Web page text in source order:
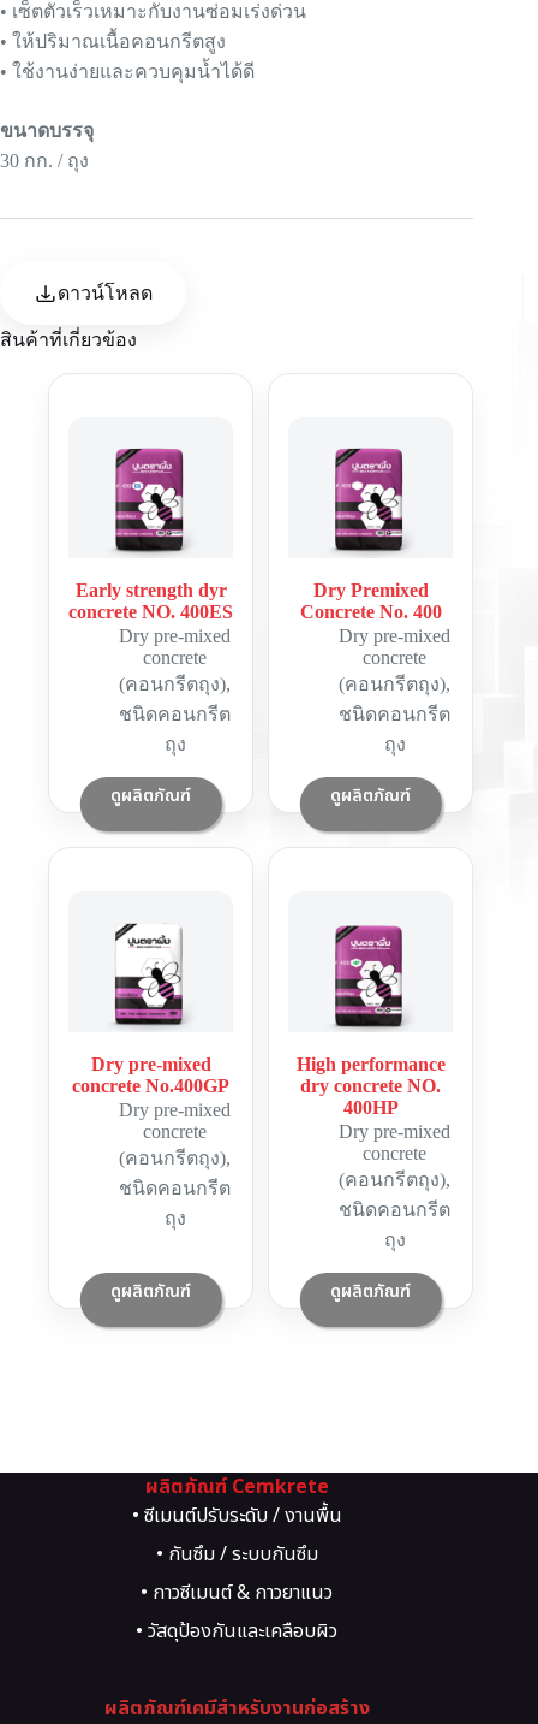
• เซ็ตตัวเร็วเหมาะกับงานซ่อมเร่งด่วน
• ให้ปริมาณเนื้อคอนกรีตสูง
• ใช้งานง่ายและควบคุมน้ำได้ดี
ขนาดบรรจุ
30 กก. / ถุง
ดาวน์โหลด
สินค้าที่เกี่ยวข้อง
Early strength dyr
concrete NO. 400ES
Dry pre-mixed
concrete
(คอนกรีตถุง),
ชนิดคอนกรีต
ถุง
ดูผลิตภัณฑ์
Dry Premixed
Concrete No. 400
Dry pre-mixed
concrete
(คอนกรีตถุง),
ชนิดคอนกรีต
ถุง
ดูผลิตภัณฑ์
Dry pre-mixed
concrete No.400GP
Dry pre-mixed
concrete
(คอนกรีตถุง),
ชนิดคอนกรีต
ถุง
ดูผลิตภัณฑ์
High performance
dry concrete NO.
400HP
Dry pre-mixed
concrete
(คอนกรีตถุง),
ชนิดคอนกรีต
ถุง
ดูผลิตภัณฑ์
ผลิตภัณฑ์ Cemkrete
• ซีเมนต์ปรับระดับ / งานพื้น
• กันซึม / ระบบกันซึม
• กาวซีเมนต์ & กาวยาแนว
• วัสดุป้องกันและเคลือบผิว
• น้ำยาผสมคอนกรีต
ผลิตภัณฑ์เคมีสำหรับงานก่อสร้าง